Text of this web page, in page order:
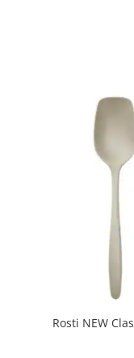
Rosti NEW